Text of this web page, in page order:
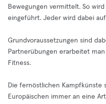
Bewegungen vermittelt. So
eingeführt. Jeder wird dabei
Grundvoraussetzungen sind
Partnerübungen erarbeitet
Fitness.
Die fernöstlichen Kampfkünste
Europäischen immer an eine